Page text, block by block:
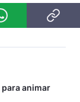
animar